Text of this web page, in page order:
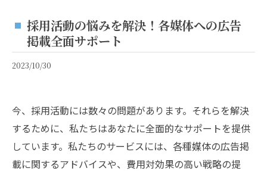
採用活動の悩みを解決！各媒体への広告
掲載全面サポート
2023/10/30
今、採用活動には数々の問題があります。それらを解決
するために、私たちはあなたに全面的なサポートを提供
しています。私たちのサービスには、各種媒体の広告掲
載に関するアドバイスや、費用対効果の高い戦略の提